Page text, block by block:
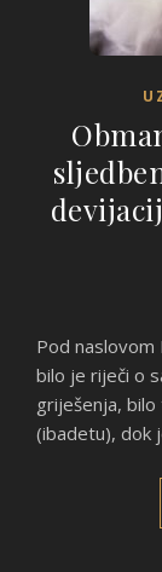
Pod naslovom Povođenje za prohtjevima i strastima
bilo je riječi o
griješenja, bilo
(ibadetu), dok